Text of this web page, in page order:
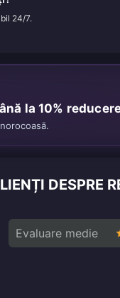
24/7.
la 10%
DESPRE
Evaluare medie